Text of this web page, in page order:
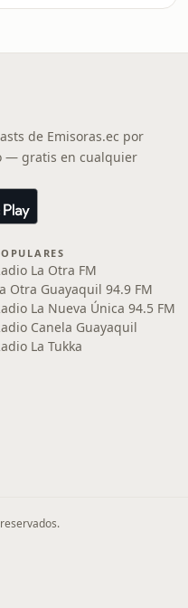
de Emisoras.ec por
— gratis en cualquier
La Otra FM
Otra Guayaquil 94.9 FM
La Nueva Única 94.5 FM
Canela Guayaquil
La Tukka